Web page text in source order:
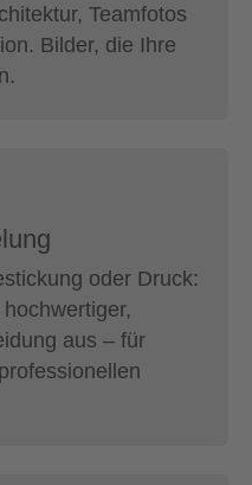
Teamfotos
Bilder, die Ihre
oder Druck:
aus – für